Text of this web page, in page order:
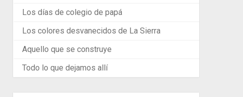
Los días de colegio de papá
Los colores desvanecidos de La Sierra
Aquello que se construye
Todo lo que dejamos allí